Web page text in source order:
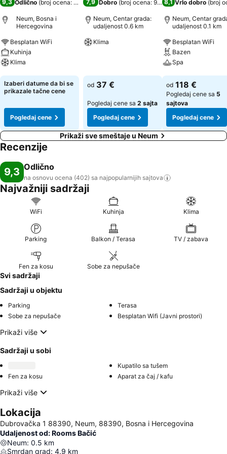
9,3 Odlično (broj ocena: 402 )
Neum, Bosna i
Hercegovina
Besplatan WiFi
Kuhinja
Klima
Pogledaj cene
Izaberi datume da bi se
prikazale tačne cene
Pogledaj cene
7,9 Dobro (broj ocena: 991)
Neum, Centar grada:
udaljenost 0.6 km
Klima
od 37 €
Pogledaj cene sa 2 sajta
Pogledaj cene
8,1 Vrlo dobro (broj
Neum, Centar
udaljenost 0.1 km
Besplatan WiFi
Bazen
Spa
Pogledaj cene
od 118 €
Pogledaj cene sa 5
sajtova
Pogledaj cene
Prikaži sve smeštaje u Neum
Recenzije
9,3 Odlično
na osnovu ocena (402) sa najpopularnijih sajtova
Najvažniji sadržaji
WiFi Kuhinja Klima
Parking Balkon / Terasa TV / zabava
Fen za kosu Sobe za nepušače
Svi sadržaji
Sadržaji u objektu
Parking
Terasa
Sobe za nepušače
Besplatan Wifi (Javni prostori)
Prikaži više
Sadržaji u sobi
Kupatilo sa tušem
Fen za kosu
Aparat za čaj / kafu
Prikaži više
Lokacija
Dubrovačka 1 88390, Neum, 88390, Bosna i Hercegovina
Udaljenost od: Rooms Bačić
Neum: 0.5 km
Smrdan grad: 4.9 km